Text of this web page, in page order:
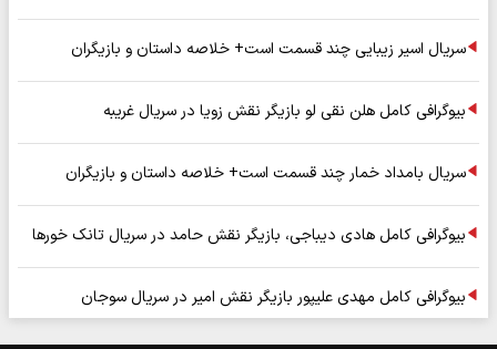
سریال اسیر زیبایی چند قسمت است+ خلاصه داستان و بازیگران
بیوگرافی کامل هلن نقی لو بازیگر نقش زویا در سریال غریبه
سریال بامداد خمار چند قسمت است+ خلاصه داستان و بازیگران
بیوگرافی کامل هادی دیباجی، بازیگر نقش حامد در سریال تانک خورها
بیوگرافی کامل مهدی علیپور بازیگر نقش امیر در سریال سوجان